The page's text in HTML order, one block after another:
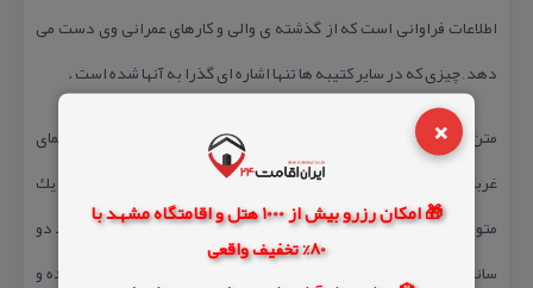
×
🎁 امکان رزرو بیش از 1000 هتل و اقامتگاه مشهد با
80% تخفیف واقعی
اطلاعات فراوانی است كه از گذشته ی والی و كارهای عمرانی وی دست می
دهد , چیزی كه در سایر كتیبه ها تنها اشاره ای گذرا به آنها شده است .
متن كتیبه بر روی قطعه سنگی بسیار بزرگ , حجیم و مكعبی شكل و بر نمای
غربی آن در ارتفاع ۵/۲ متری قرار دارد . نمای عمومی سنگ نوشته یك
متوازی الاضلاع در ابعاد ۱۴۵ × ۱۹۰ سانتی متر بوده كه ابتدا آن را حدود دو
سانتی متر به لحاظ فراهم نمودن یك سطح صاف و یكنواخت تراش داده و